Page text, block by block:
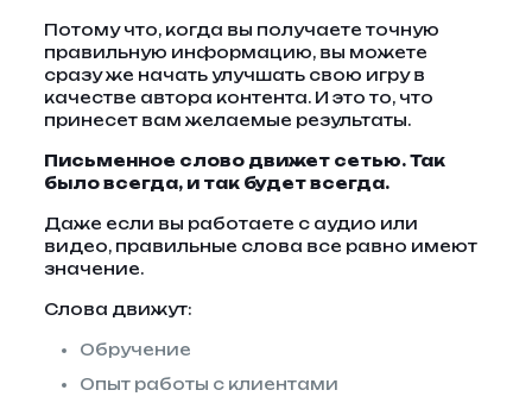
Потому что, когда вы получаете точную
правильную информацию, вы можете
сразу же начать улучшать свою игру в
качестве автора контента. И это то, что
принесет вам желаемые результаты.
Письменное слово движет сетью. Так
было всегда, и так будет всегда.
Даже если вы работаете с аудио или
видео, правильные слова все равно имеют
значение.
Слова движут:
Обручение
Опыт работы с клиентами